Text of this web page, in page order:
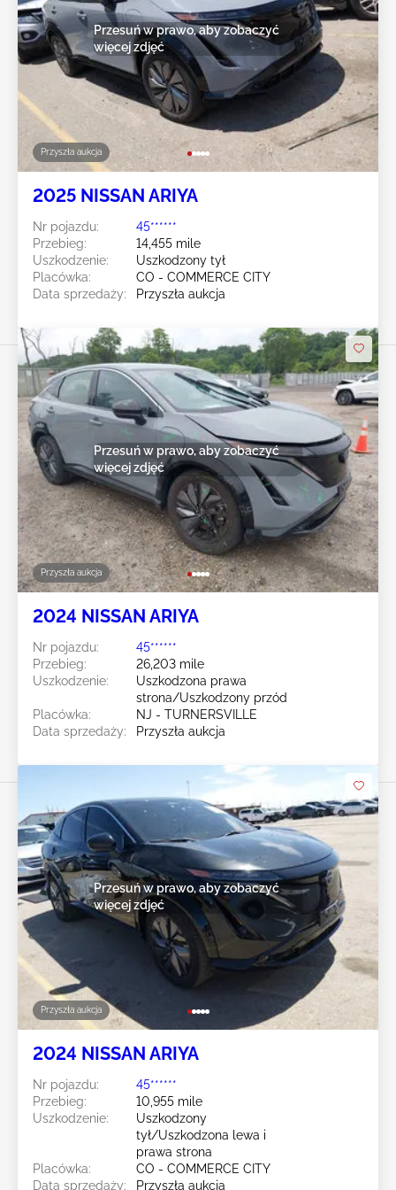
Przyszła aukcja
Przesuń w prawo, aby zobaczyć
więcej zdjęć
2025 NISSAN ARIYA
Nr pojazdu:
45******
Przebieg:
14,455 mile
Uszkodzenie:
Uszkodzony tył
Placówka:
CO - COMMERCE CITY
Data sprzedaży:
Przyszła aukcja
Przyszła aukcja
Przesuń w prawo, aby zobaczyć
więcej zdjęć
2024 NISSAN ARIYA
Nr pojazdu:
45******
Przebieg:
26,203 mile
Uszkodzenie:
Uszkodzona prawa
strona/Uszkodzony przód
Placówka:
NJ - TURNERSVILLE
Data sprzedaży:
Przyszła aukcja
Przyszła aukcja
Przesuń w prawo, aby zobaczyć
więcej zdjęć
2024 NISSAN ARIYA
Nr pojazdu:
45******
Przebieg:
10,955 mile
Uszkodzenie:
Uszkodzony
tył/Uszkodzona lewa i
prawa strona
Placówka:
CO - COMMERCE CITY
Data sprzedaży:
Przyszła aukcja